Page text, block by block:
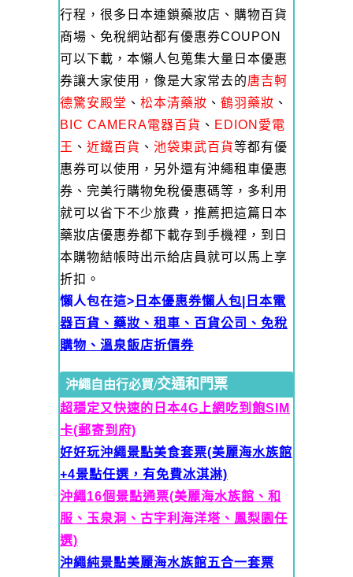
行程，很多日本連鎖藥妝店、購物百貨
商場、免稅網站都有優惠券COUPON
可以下載，本懶人包蒐集大量日本優惠
券讓大家使用，像是大家常去的唐吉軻
德驚安殿堂 、 松本清藥妝 、 鶴羽藥妝 、
BIC CAMERA電器百貨 、 EDION愛電
王 、 近鐵百貨 、 池袋東武百貨等都有優
惠券可以使用，另外還有沖繩租車優惠
券、完美行購物免稅優惠碼等，多利用
就可以省下不少旅費，推薦把這篇日本
藥妝店優惠券都下載存到手機裡，到日
本購物結帳時出示給店員就可以馬上享
折扣。
懶人包在這> 日本優惠券懶人包|日本電
器百貨、藥妝、租車、百貨公司、免稅
購物、溫泉飯店折價券
沖繩自由行必買/交通和門票
超穩定又快速的日本4G上網吃到飽SIM
卡(郵寄到府)
好好玩沖繩景點美食套票(美麗海水族館
+4景點任選，有免費冰淇淋)
沖繩16個景點通票(美麗海水族館、和
服、玉泉洞、古宇利海洋塔、鳳梨園任
選)
沖繩純景點美麗海水族館五合一套票